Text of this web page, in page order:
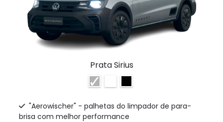
Prata Sirius
"Aerowischer" - palhetas do limpador de para-
brisa com melhor performance